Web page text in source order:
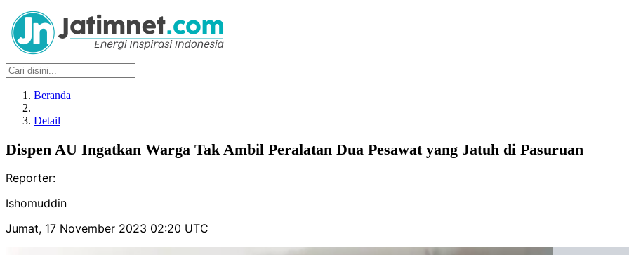
Beranda
Detail
Dispen AU Ingatkan Warga Tak Ambil Peralatan Dua Pesawat yang Jatuh di Pasuruan
Reporter:
Ishomuddin
Jumat, 17 November 2023 02:20 UTC